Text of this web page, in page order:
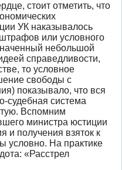
стоит отметить, что
УК наказывалось
или условного
небольшой
справедливости,
то условное
свободы с
показывало, что вся
судебная система
Вспомним
министра юстиции
и получения взяток к
условно. На практике
«Расстрел